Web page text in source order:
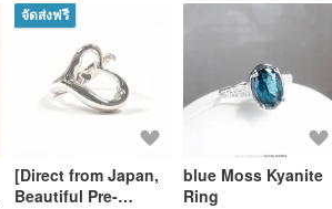
จัดส่งฟรี
[Direct from Japan,
Beautiful Pre-
blue Moss Kyanite
Ring